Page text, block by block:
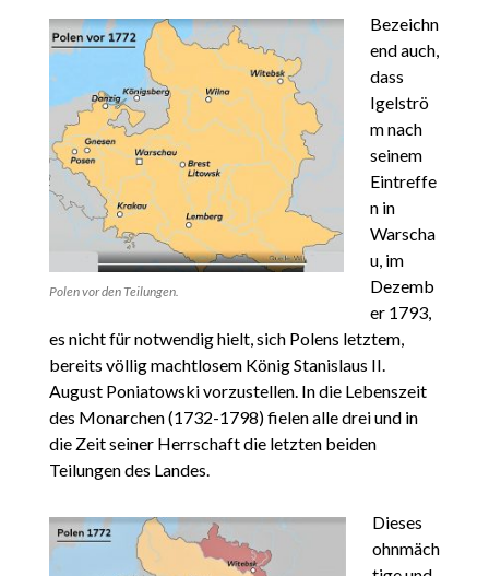
Polen vor den Teilungen.
Bezeichn
end auch,
dass
Igelströ
m nach
seinem
Eintreffe
n in
Warscha
u, im
Dezemb
er 1793,
es nicht für notwendig hielt, sich Polens letztem,
bereits völlig machtlosem König Stanislaus II.
August Poniatowski vorzustellen. In die Lebenszeit
des Monarchen (1732-1798) fielen alle drei und in
die Zeit seiner Herrschaft die letzten beiden
Teilungen des Landes.
Dieses
ohnmäch